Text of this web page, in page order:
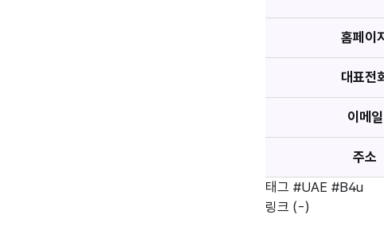
홈페이지
대표전
이메일
주소
태그 #UAE #B4u
링크 (-)